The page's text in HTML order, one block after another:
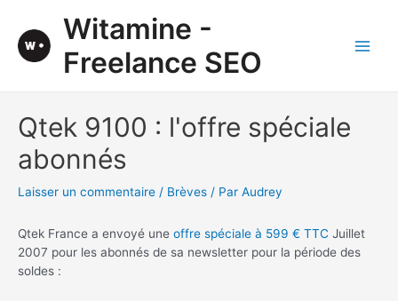
contenu
Witamine -
Freelance SEO
Qtek 9100 : l'offre spéciale
abonnés
Laisser un commentaire / Brèves / Par Audrey
Qtek France a envoyé une offre spéciale à 599 € TTC Juillet
2007 pour les abonnés de sa newsletter pour la période des
soldes :